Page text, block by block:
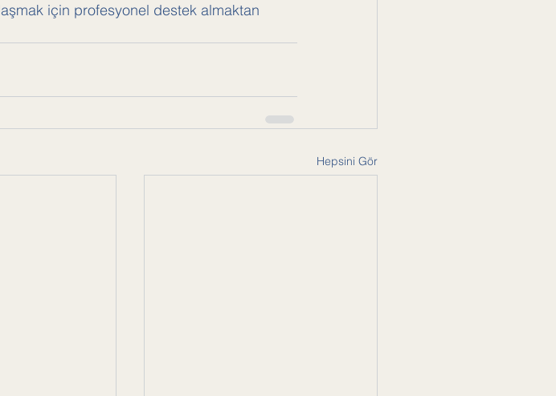
için profesyonel destek almaktan
Hepsini Gör